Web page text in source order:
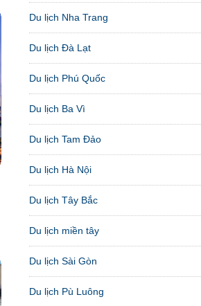
Du lịch Nha Trang
Du lịch Đà Lạt
Du lịch Phú Quốc
Du lịch Ba Vì
Du lịch Tam Đảo
Du lịch Hà Nội
Du lịch Tây Bắc
Du lịch miền tây
Du lịch Sài Gòn
Du lịch Pù Luông